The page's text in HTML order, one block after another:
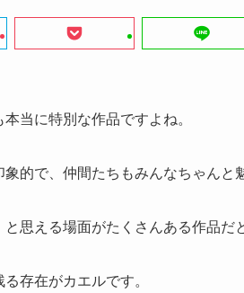
当に特別な作品ですよね。
的で、仲間たちもみんなちゃんと
思える場面がたくさんある作品だ
存在がカエルです。